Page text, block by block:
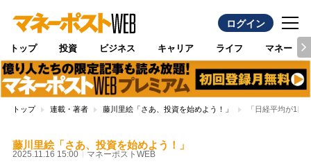
ログイン
トップ 投資 ビジネス キャリア ライフ マネー
トップ 連載・著者 藤川里絵「さあ、投資を始めよう！」 「日経平均が1日
藤川里絵「さあ、投資を始めよう！」
2025.11.16 15:00 マネーポストWEB